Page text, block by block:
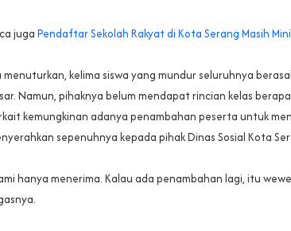
jugaPendaftar Sekolah Rakyat di Kota Serang Masih
menuturkan, kelima siswa yang mundur seluruhnya
Namun, pihaknya belum mendapat rincian kelas
kemungkinan adanya penambahan peserta untuk
sepenuhnya kepada pihak Dinas Sosial Kota
hanya menerima. Kalau ada penambahan lagi, itu